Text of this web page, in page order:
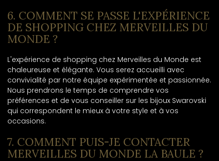
6. COMMENT SE PASSE L'EXPÉRIENCE
DE SHOPPING CHEZ MERVEILLES DU
MONDE ?
L'expérience de shopping chez Merveilles du Monde est
chaleureuse et élégante. Vous serez accueilli avec
convivialité par notre équipe expérimentée et passionnée.
Nous prendrons le temps de comprendre vos
préférences et de vous conseiller sur les bijoux Swarovski
qui correspondent le mieux à votre style et à vos
occasions.
7. COMMENT PUIS-JE CONTACTER
MERVEILLES DU MONDE LA BAULE ?